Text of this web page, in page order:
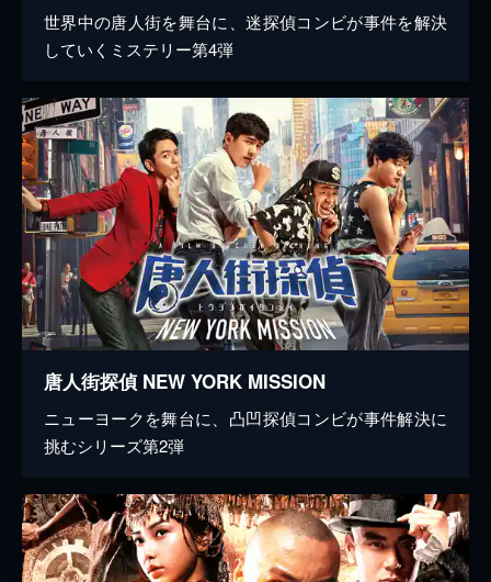
世界中の唐人街を舞台に、迷探偵コンビが事件を解決
していくミステリー第4弾
唐人街探偵 NEW YORK MISSION
ニューヨークを舞台に、凸凹探偵コンビが事件解決に
挑むシリーズ第2弾